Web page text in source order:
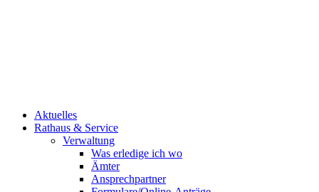
Aktuelles
Rathaus & Service
Verwaltung
Was erledige ich wo
Ämter
Ansprechpartner